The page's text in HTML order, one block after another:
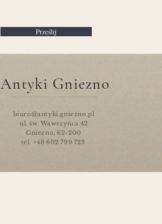
Prześlij
Antyki Gniezno
biuro@antyki.gniezno.pl
ul. św. Wawrzyńca 42
Gniezno, 62-200
tel. +48 602 799 723